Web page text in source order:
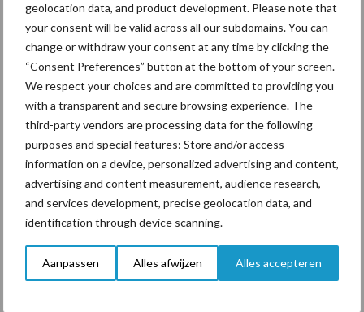
geolocation data, and product development. Please note that
your consent will be valid across all our subdomains. You can
change or withdraw your consent at any time by clicking the
“Consent Preferences” button at the bottom of your screen.
We respect your choices and are committed to providing you
with a transparent and secure browsing experience. The
third-party vendors are processing data for the following
purposes and special features: Store and/or access
information on a device, personalized advertising and content,
advertising and content measurement, audience research,
and services development, precise geolocation data, and
identification through device scanning.
Aanpassen Alles afwijzen Alles accepteren
nodig hebt om het type in stand te houden en hoeveel veevoer
het oplevert gemeten in kilogram drogestof. Raaigrasland type
nul is monotoon eiwitrijk Engels raaigras, ongeschikt voor
kuikenland. Dit gewas groeit snel te dicht en te hoog. Ook wordt
Bij graslandtype één grassenmix zie je clusters of haarden
kruiden in het gewas ontstaan. Aan het begin van het seizoen, als
het gewas nog niet dicht is gegroeid, is dit prima leefgebied voor
kuikens. Graslandtype twee grassenmix-plus is voor een langere
soorten insecten. Graslandtype drie gras-kruidenmix heeft tot
twintig verschillende kruiden- en grassoorten. Hier vind je veel